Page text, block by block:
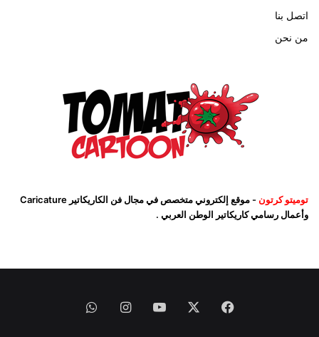
اتصل بنا
من نحن
توميتو كرتون
- موقع إلكتروني متخصص في مجال فن الكاريكاتير Caricature
وأعمال رسامي كاريكاتير الوطن العربي .
فيسبوك ‫YouTubeانستقرامواتساب